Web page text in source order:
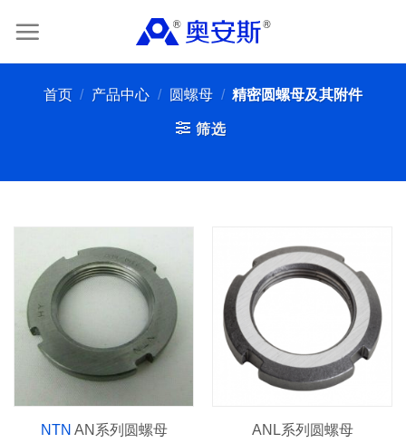
首页 / 产品中心 / 圆螺母 / 精密圆螺母及其附件
筛选
NTN AN系列圆螺母 ANL系列圆螺母